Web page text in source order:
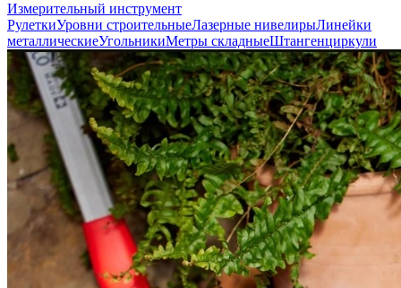
Измерительный инструмент
РулеткиУровни строительныеЛазерные нивелирыЛинейки
металлическиеУгольникиМетры складныеШтангенциркули